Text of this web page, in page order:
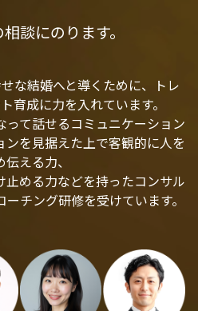
談にのります。
な結婚へと導くために、トレ
育成に力を入れています。
って話せるコミュニケーション
を見据えた上で客観的に人を
える力、
止める力などを持ったコンサル
チング研修を受けています。